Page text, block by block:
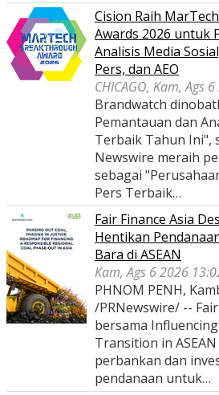
Cision Raih
Awards 2026 untuk
Analisis Media
Pers, dan AEO
CHICAGO, Kam, Ags
Brandwatch
Pemantauan dan
Terbaik Tahun Ini",
Newswire meraih
sebagai
Pers Terbaik…
Fair Finance Asia
Hentikan
Bara di ASEAN
Kam, Ags 6 2026
PHNOM PENH,
/PRNewswire/ -- Fair
bersama
Transition in
perbankan dan
pendanaan untuk…